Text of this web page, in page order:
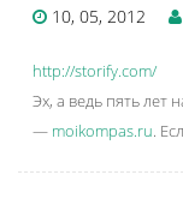
10, 05, 2012
http://storify.com/
Эх, а ведь пять лет
— moikompas.ru.